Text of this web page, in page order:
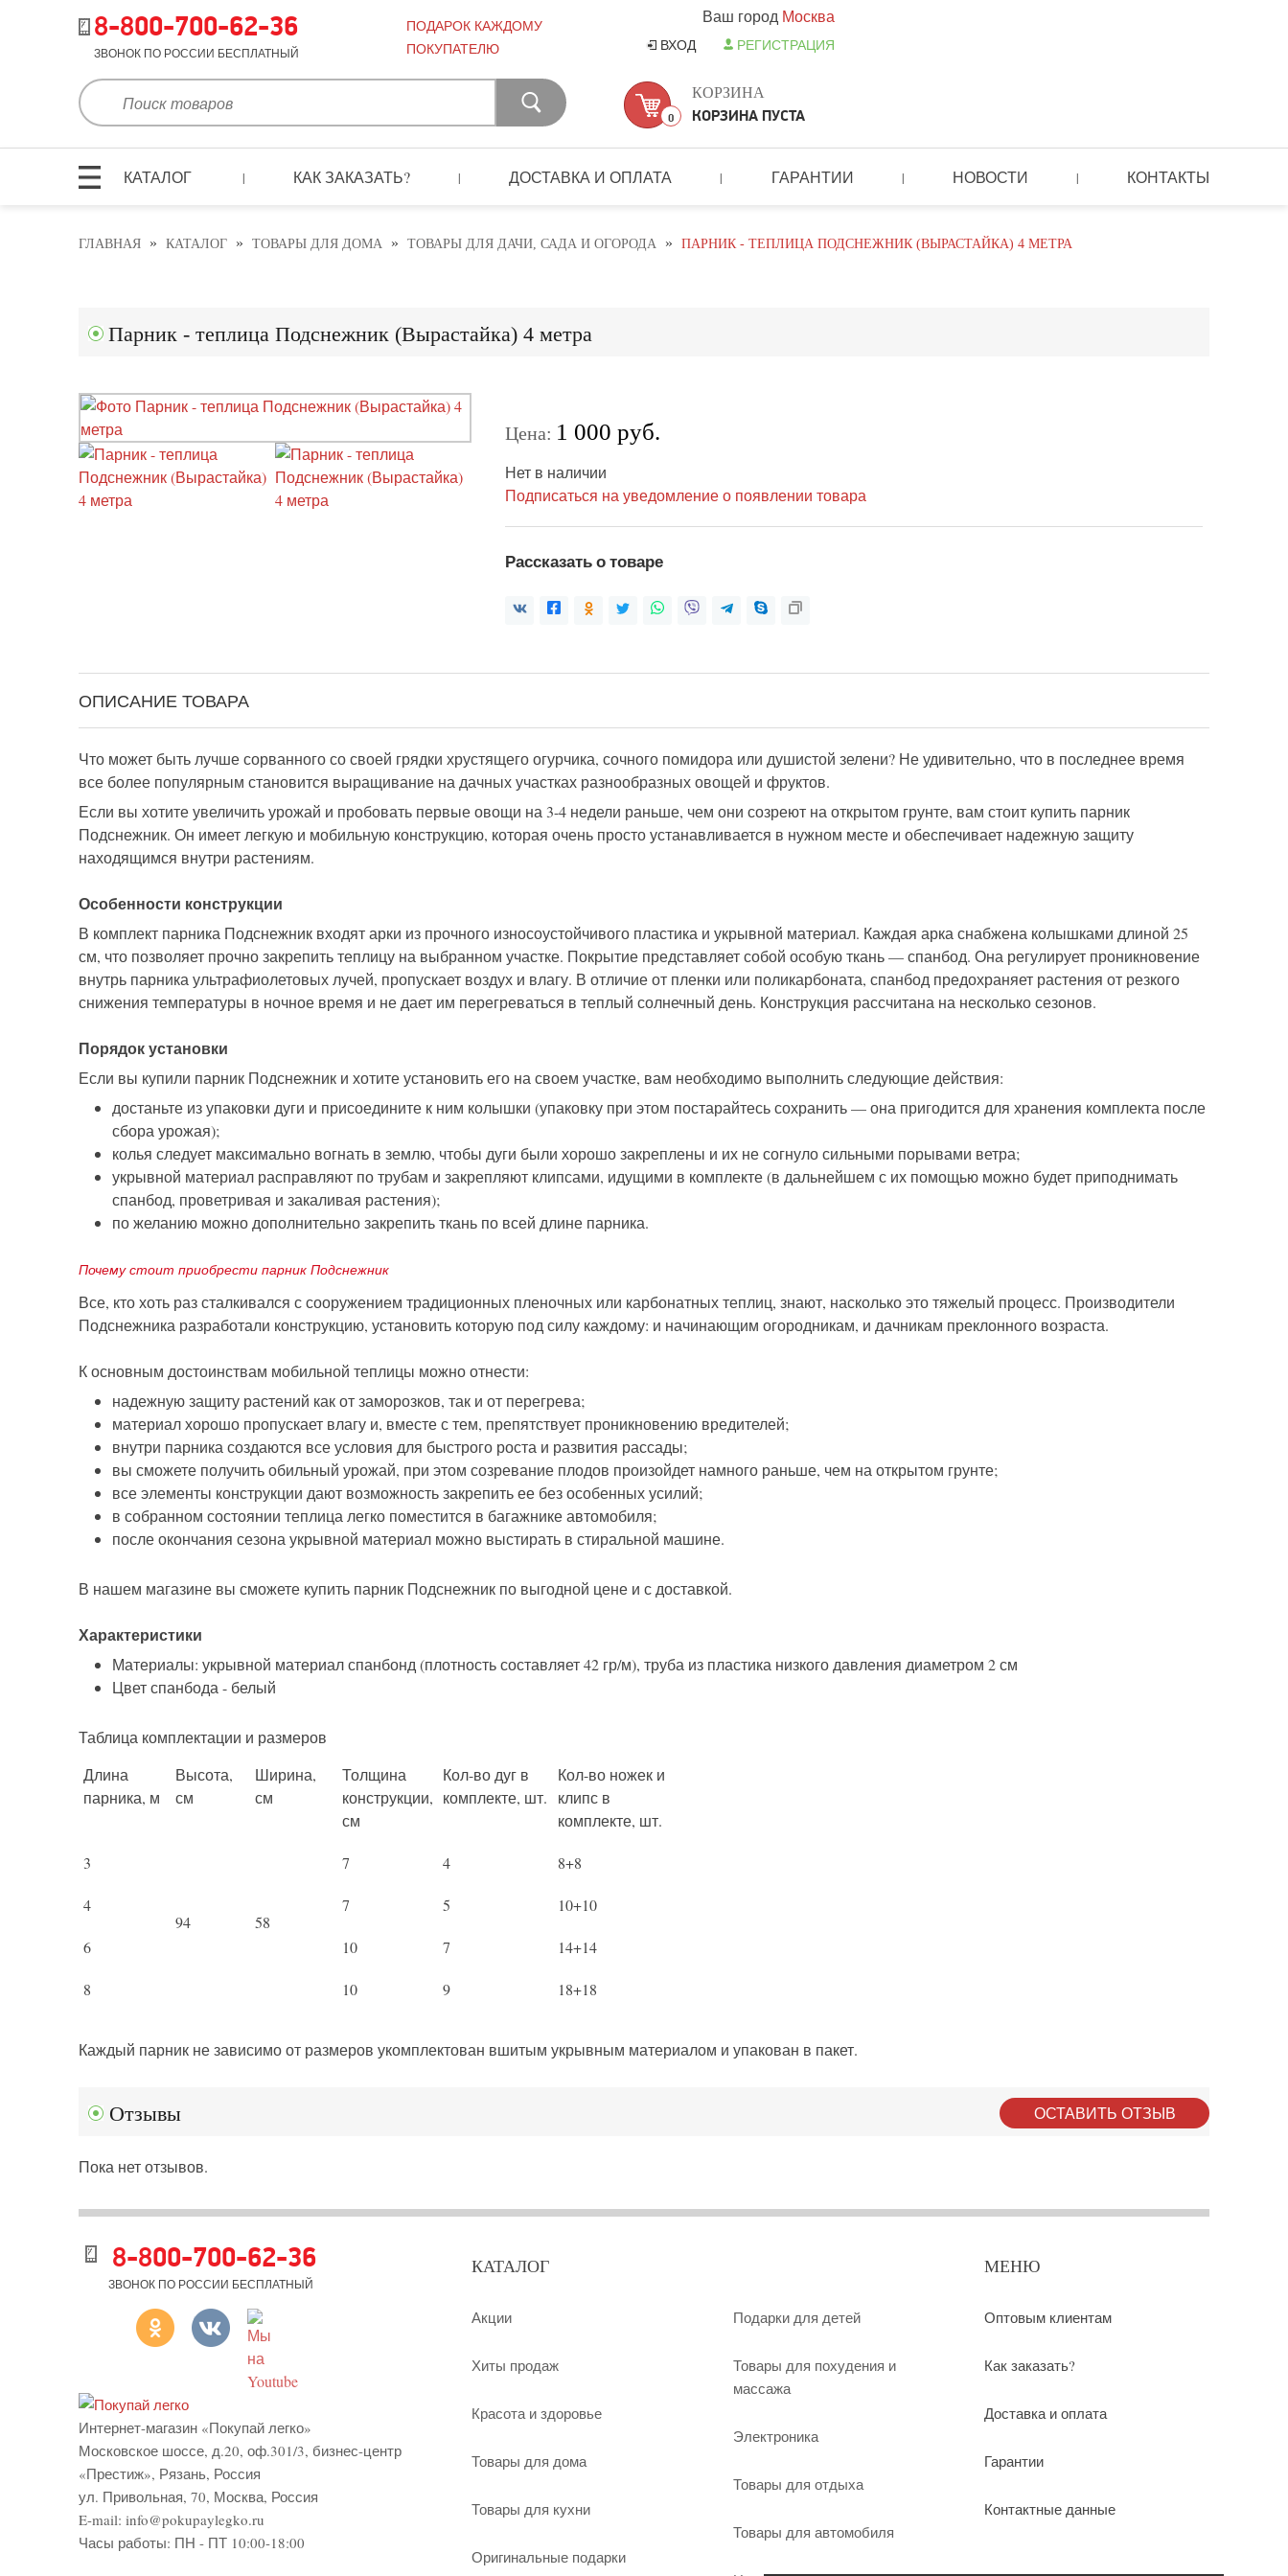
8-800-700-62-36
ЗВОНОК ПО РОССИИ БЕСПЛАТНЫЙ
ПОДАРОК КАЖДОМУ
ПОКУПАТЕЛЮ
Ваш город Москва
ВХОД РЕГИСТРАЦИЯ
0
КОРЗИНА
КОРЗИНА ПУСТА
КАТАЛОГ | КАК ЗАКАЗАТЬ? | ДОСТАВКА И ОПЛАТА | ГАРАНТИИ | НОВОСТИ | КОНТАКТЫ
ГЛАВНАЯ » КАТАЛОГ » ТОВАРЫ ДЛЯ ДОМА » ТОВАРЫ ДЛЯ ДАЧИ, САДА И ОГОРОДА » ПАРНИК - ТЕПЛИЦА ПОДСНЕЖНИК (ВЫРАСТАЙКА) 4 МЕТРА
Парник - теплица Подснежник (Вырастайка) 4 метра
Цена: 1 000 руб.
Нет в наличии
Подписаться на уведомление о появлении товара
Рассказать о товаре
ОПИСАНИЕ ТОВАРА
Что может быть лучше сорванного со своей грядки хрустящего огурчика, сочного помидора или душистой зелени? Не удивительно, что в последнее время
все более популярным становится выращивание на дачных участках разнообразных овощей и фруктов.
Если вы хотите увеличить урожай и пробовать первые овощи на 3-4 недели раньше, чем они созреют на открытом грунте, вам стоит купить парник
Подснежник. Он имеет легкую и мобильную конструкцию, которая очень просто устанавливается в нужном месте и обеспечивает надежную защиту
находящимся внутри растениям.
Особенности конструкции
В комплект парника Подснежник входят арки из прочного износоустойчивого пластика и укрывной материал. Каждая арка снабжена колышками длиной 25
см, что позволяет прочно закрепить теплицу на выбранном участке. Покрытие представляет собой особую ткань — спанбод. Она регулирует проникновение
внутрь парника ультрафиолетовых лучей, пропускает воздух и влагу. В отличие от пленки или поликарбоната, спанбод предохраняет растения от резкого
снижения температуры в ночное время и не дает им перегреваться в теплый солнечный день. Конструкция рассчитана на несколько сезонов.
Порядок установки
Если вы купили парник Подснежник и хотите установить его на своем участке, вам необходимо выполнить следующие действия:
достаньте из упаковки дуги и присоедините к ним колышки (упаковку при этом постарайтесь сохранить — она пригодится для хранения комплекта после
сбора урожая);
колья следует максимально вогнать в землю, чтобы дуги были хорошо закреплены и их не согнуло сильными порывами ветра;
укрывной материал расправляют по трубам и закрепляют клипсами, идущими в комплекте (в дальнейшем с их помощью можно будет приподнимать
спанбод, проветривая и закаливая растения);
по желанию можно дополнительно закрепить ткань по всей длине парника.
Почему стоит приобрести парник Подснежник
Все, кто хоть раз сталкивался с сооружением традиционных пленочных или карбонатных теплиц, знают, насколько это тяжелый процесс. Производители
Подснежника разработали конструкцию, установить которую под силу каждому: и начинающим огородникам, и дачникам преклонного возраста.
К основным достоинствам мобильной теплицы можно отнести:
надежную защиту растений как от заморозков, так и от перегрева;
материал хорошо пропускает влагу и, вместе с тем, препятствует проникновению вредителей;
внутри парника создаются все условия для быстрого роста и развития рассады;
вы сможете получить обильный урожай, при этом созревание плодов произойдет намного раньше, чем на открытом грунте;
все элементы конструкции дают возможность закрепить ее без особенных усилий;
в собранном состоянии теплица легко поместится в багажнике автомобиля;
после окончания сезона укрывной материал можно выстирать в стиральной машине.
В нашем магазине вы сможете купить парник Подснежник по выгодной цене и с доставкой.
Характеристики
Материалы: укрывной материал спанбонд (плотность составляет 42 гр/м), труба из пластика низкого давления диаметром 2 см
Цвет спанбода - белый
Таблица комплектации и размеров
Длина
парника, м
Высота,
см
Ширина,
см
Толщина
конструкции,
см
Кол-во дуг в
комплекте, шт.
Кол-во ножек и
клипс в
комплекте, шт.
3
94 58
7 4 8+8
4 7 5 10+10
6 10 7 14+14
8 10 9 18+18
Каждый парник не зависимо от размеров укомплектован вшитым укрывным материалом и упакован в пакет.
Отзывы ОСТАВИТЬ ОТЗЫВ
Пока нет отзывов.
8-800-700-62-36
ЗВОНОК ПО РОССИИ БЕСПЛАТНЫЙ
Интернет-магазин «Покупай легко»
Московское шоссе, д.20, оф.301/3, бизнес-центр
«Престиж», Рязань, Россия
ул. Привольная, 70, Москва, Россия
E-mail: info@pokupaylegko.ru
Часы работы: ПН - ПТ 10:00-18:00
КАТАЛОГ
Акции
Хиты продаж
Красота и здоровье
Товары для дома
Товары для кухни
Оригинальные подарки
Подарки для детей
Товары для похудения и
массажа
Электроника
Товары для отдыха
Товары для автомобиля
МЕНЮ
Оптовым клиентам
Как заказать?
Доставка и оплата
Гарантии
Контактные данные